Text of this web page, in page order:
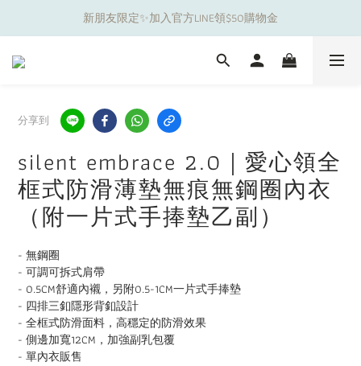
夏日舒適無痕｜3件$1199自由配專區
新朋友限定✨加入官方LINE領$50購物金
夏日舒適無痕｜3件$1199自由配專區
分享到
silent embrace 2.0｜愛心領全
框式防滑薄墊無痕無鋼圈內衣
（附一片式手捧墊乙副）
- 無鋼圈
- 可調可拆式肩帶
- 0.5CM舒適內襯，另附0.5-1CM一片式手捧墊
- 四排三釦隱形背釦設計
- 全框式防滑面料，高穩定的防滑效果
- 側邊加寬12CM，加強副乳包覆
- 單內衣販售